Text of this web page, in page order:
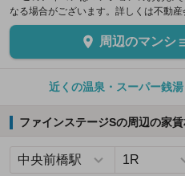
なる場合がございます。詳しくは不動産
周辺のマンシ
近くの温泉・スーパー銭
ファインステージSの周辺の家